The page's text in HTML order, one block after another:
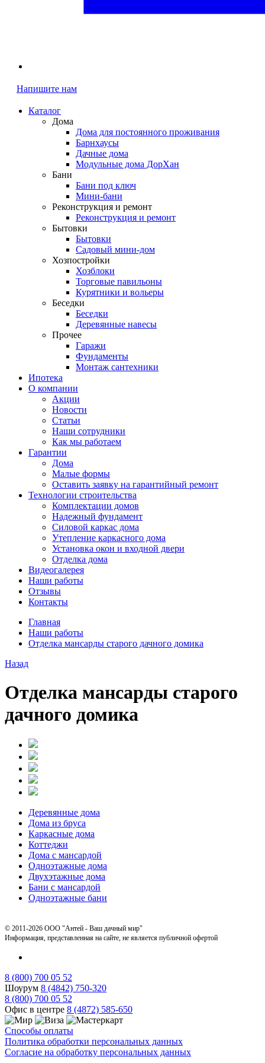
Напишите нам
Каталог
Дома
Дома для постоянного проживания
Барнхаусы
Дачные дома
Модульные дома ДорХан
Бани
Бани под ключ
Мини-бани
Реконструкция и ремонт
Реконструкция и ремонт
Бытовки
Бытовки
Садовый мини-дом
Хозпостройки
Хозблоки
Торговые павильоны
Курятники и вольеры
Беседки
Беседки
Деревянные навесы
Прочее
Гаражи
Фундаменты
Монтаж сантехники
Ипотека
О компании
Акции
Новости
Статьи
Наши сотрудники
Как мы работаем
Гарантии
Дома
Малые формы
Оставить заявку на гарантийный ремонт
Технологии строительства
Комплектации домов
Надежный фундамент
Силовой каркас дома
Утепление каркасного дома
Установка окон и входной двери
Отделка дома
Видеогалерея
Наши работы
Отзывы
Контакты
Главная
Наши работы
Отделка мансарды старого дачного домика
Назад
Отделка мансарды старого
дачного домика
Деревянные дома
Дома из бруса
Каркасные дома
Коттеджи
Дома с мансардой
Одноэтажные дома
Двухэтажные дома
Бани с мансардой
Одноэтажные бани
© 2011-2026 ООО "Антей - Ваш дачный мир"
Информация, представленная на сайте, не является публичной офертой
8 (800) 700 05 52
Шоурум 8 (4842) 750-320
8 (800) 700 05 52
Офис в центре 8 (4872) 585-650
Способы оплаты
Политика обработки персональных данных
Согласие на обработку персональных данных